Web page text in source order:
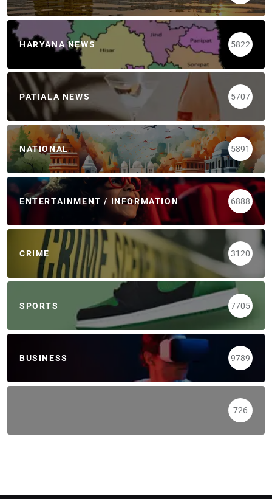
HARYANA NEWS 5822
PATIALA NEWS 5707
NATIONAL 5891
ENTERTAINMENT / INFORMATION 6888
CRIME 3120
SPORTS 7705
BUSINESS 9789
726